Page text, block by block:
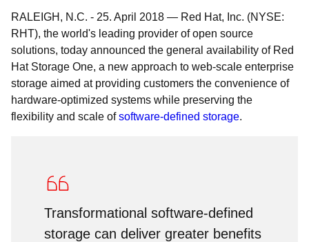
RALEIGH, N.C. - 25. April 2018 — Red Hat, Inc. (NYSE:
RHT), the world's leading provider of open source
solutions, today announced the general availability of Red
Hat Storage One, a new approach to web-scale enterprise
storage aimed at providing customers the convenience of
hardware-optimized systems while preserving the
flexibility and scale ofsoftware-defined storage.
Transformational software-defined
storage can deliver greater benefits